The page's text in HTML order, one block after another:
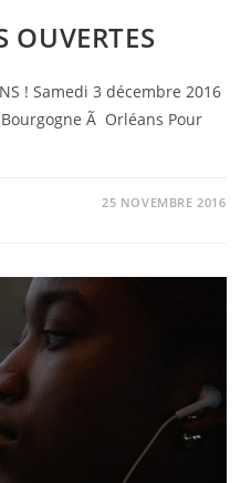
OUVERTES
! Samedi 3 décembre 2016
Ã Orléans Pour
25 NOVEMBRE 2016